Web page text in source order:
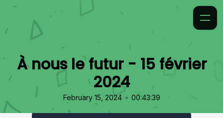
À nous le futur - 15 février
2024
February 15, 2024 • 00:43:39